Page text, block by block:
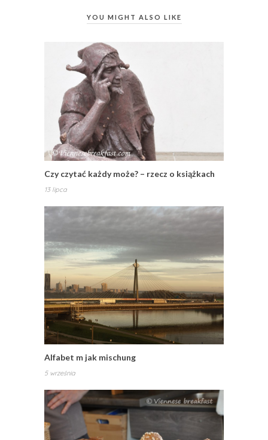
YOU MIGHT ALSO LIKE
Czy czytać każdy może? – rzecz o książkach
13 lipca
Alfabet m jak mischung
5 września